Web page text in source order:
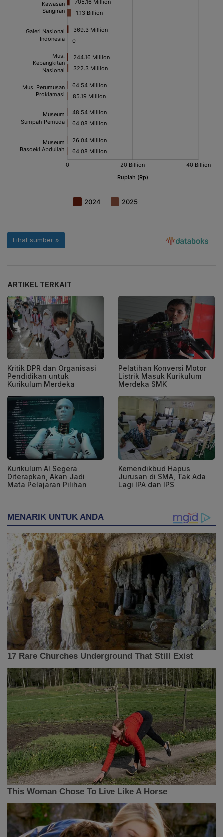
ARTIKEL TERKAIT
Kritik DPR dan Organisasi
Pendidikan untuk
Kurikulum Merdeka
Pelatihan Konversi Motor
Listrik Masuk Kurikulum
Merdeka SMK
Kurikulum AI Segera
Diterapkan, Akan Jadi
Mata Pelajaran Pilihan
Kemendikbud Hapus
Jurusan di SMA, Tak Ada
Lagi IPA dan IPS